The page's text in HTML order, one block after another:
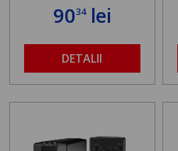
9034lei
DETALII